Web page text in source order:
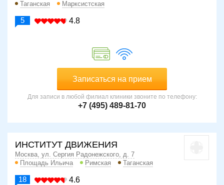
Таганская Марксистская
5 4.8
Записаться на прием
Для записи в любой филиал клиники звоните по телефону:
+7 (495) 489-81-70
ИНСТИТУТ ДВИЖЕНИЯ
Москва, ул. Сергия Радонежского, д. 7
Площадь Ильича
Римская Таганская
18 4.6